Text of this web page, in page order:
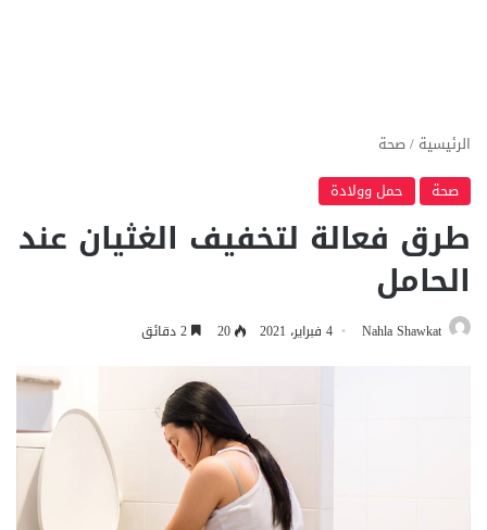
الرئيسية /صحة
صحة
حمل وولادة
طرق فعالة لتخفيف الغثيان عند
الحامل
Nahla Shawkat 4 فبراير، 2021 20